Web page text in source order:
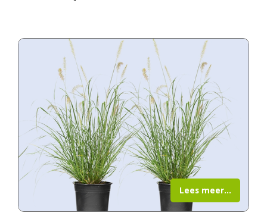
Lees meer...